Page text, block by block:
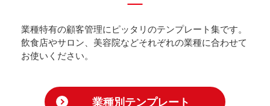
業種特有の顧客管理にピッタリのテンプレート集です。
飲食店やサロン、美容院などそれぞれの業種に合わせて
お使いください。
業種別テンプレート